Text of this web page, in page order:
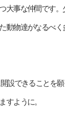
事な仲間です
物達がなるべ
設できることを願
すように。